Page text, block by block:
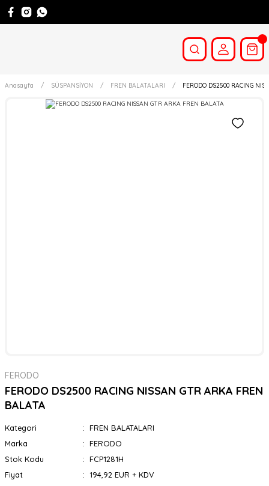
Anasayfa SÜSPANSİYON FREN BALATALARI FERODO DS2500 RACING
FERODO
FERODO DS2500 RACING NISSAN GTR ARKA FREN
BALATA
Kategori
FREN BALATALARI
Marka
FERODO
Stok Kodu
FCP1281H
Fiyat
194,92 EUR + KDV